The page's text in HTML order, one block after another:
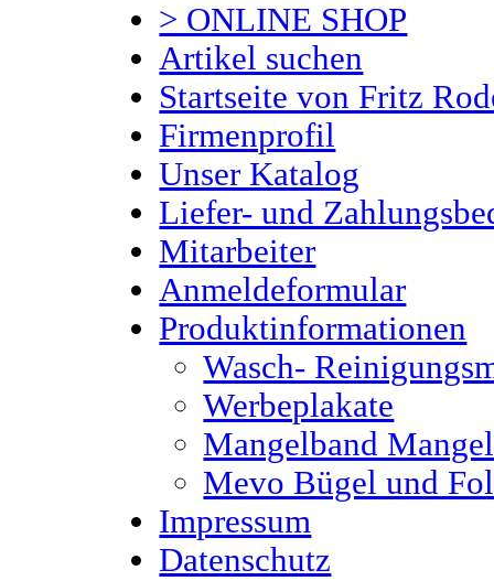
> ONLINE SHOP
Artikel suchen
Startseite von Fritz
Firmenprofil
Unser Katalog
Liefer- und
Mitarbeiter
Anmeldeformular
Produktinformationen
Wasch-
Werbeplakate
Mangelband
Mevo Bügel und
Impressum
Datenschutz